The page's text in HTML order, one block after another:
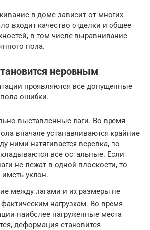
в доме зависит от многих
входит качество отделки и общее
в том числе выравнивание
пола.
неровным
проявляются все допущенные
ошибки.
выставленные лаги. Во время
вначале устанавливаются крайние
ними натягивается веревка, по
все остальные. Если
не лежат в одной плоскости, то
иметь уклон.
между лагами и их размеры не
нагрузкам. Во время
наиболее нагруженные места
деформация становится